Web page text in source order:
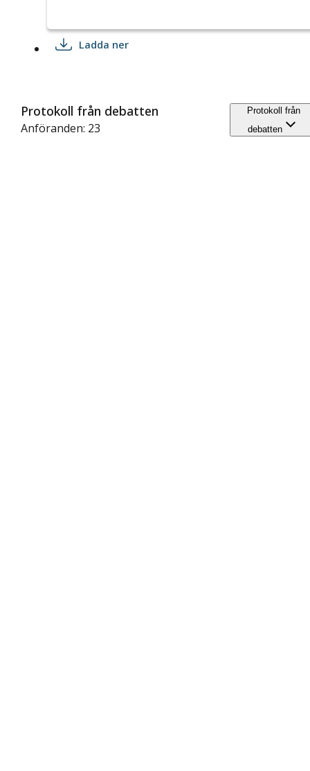
Ladda ner
Protokoll från debatten
Anföranden: 23
Protokoll från
debatten